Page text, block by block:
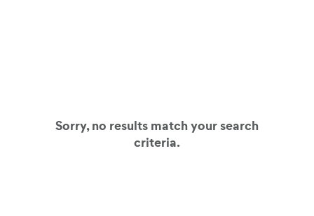
Sorry, no results match your search
criteria.